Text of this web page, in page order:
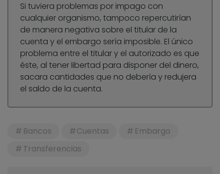
Si tuviera problemas por impago con
cualquier organismo, tampoco repercutirían
de manera negativa sobre el titular de la
cuenta y el embargo sería imposible. El único
problema entre el titular y el autorizado es que
éste, al tener libertad para disponer del dinero,
sacara cantidades que no debería y redujera
el saldo de la cuenta.
Bancos Cuentas
Embargo
Transferencias